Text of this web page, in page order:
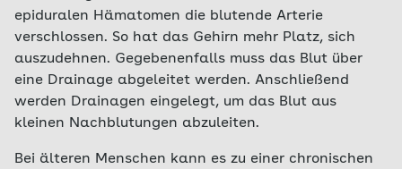
epiduralen Hämatomen die blutende Arterie
verschlossen. So hat das Gehirn mehr Platz, sich
auszudehnen. Gegebenenfalls muss das Blut über
eine Drainage abgeleitet werden. Anschließend
werden Drainagen eingelegt, um das Blut aus
kleinen Nachblutungen abzuleiten.
Bei älteren Menschen kann es zu einer chronischen